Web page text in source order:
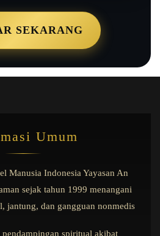
SEKARANG
Umum
Manusia Indonesia Yayasan An
sejak tahun 1999 menangani
jantung, dan gangguan nonmedis
spiritual akibat